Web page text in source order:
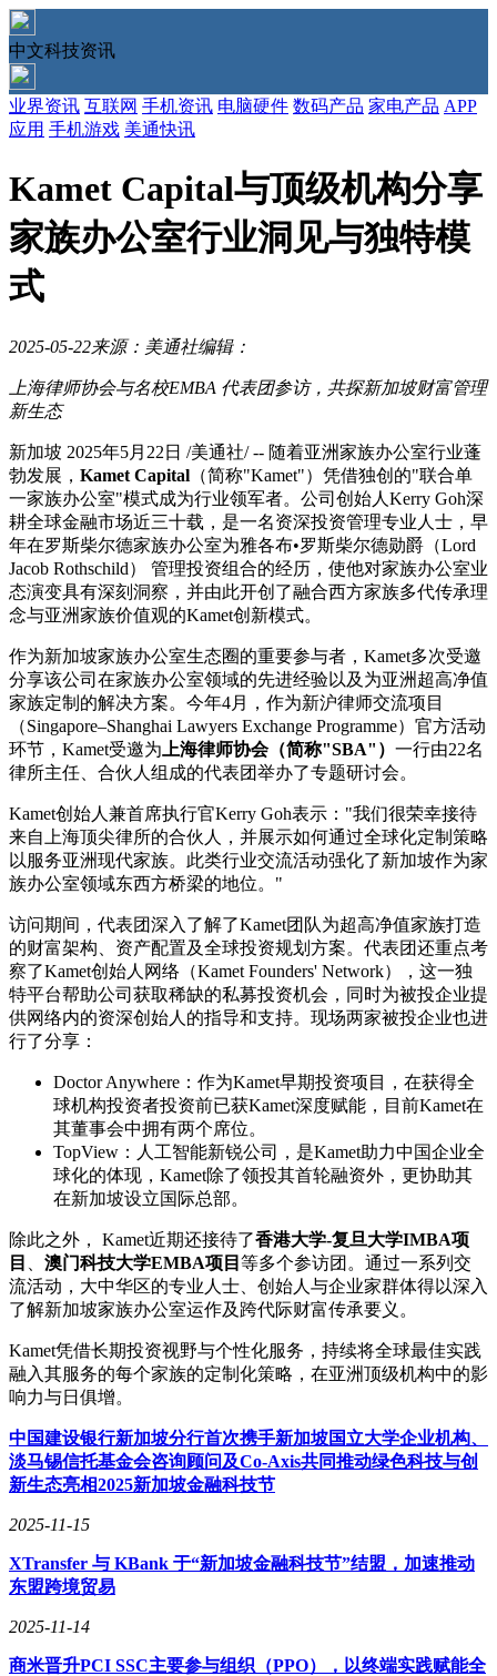
中文科技资讯
业界资讯 互联网 手机资讯 电脑硬件 数码产品 家电产品 APP
应用 手机游戏 美通快讯
Kamet Capital与顶级机构分享
家族办公室行业洞见与独特模
式
2025-05-22来源：美通社编辑：
上海律师协会与名校EMBA 代表团参访，共探新加坡财富管理
新生态
新加坡 2025年5月22日 /美通社/ -- 随着亚洲家族办公室行业蓬
勃发展， Kamet Capital （简称"Kamet"）凭借独创的"联合单
一家族办公室"模式成为行业领军者。公司创始人Kerry Goh深
耕全球金融市场近三十载，是一名资深投资管理专业人士，早
年在罗斯柴尔德家族办公室为雅各布•罗斯柴尔德勋爵（Lord
Jacob Rothschild） 管理投资组合的经历，使他对家族办公室业
态演变具有深刻洞察，并由此开创了融合西方家族多代传承理
念与亚洲家族价值观的Kamet创新模式。
作为新加坡家族办公室生态圈的重要参与者，Kamet多次受邀
分享该公司在家族办公室领域的先进经验以及为亚洲超高净值
家族定制的解决方案。今年4月，作为新沪律师交流项目
（Singapore–Shanghai Lawyers Exchange Programme）官方活动
环节，Kamet受邀为 上海律师协会（简称"SBA" ） 一行由22名
律所主任、合伙人组成的代表团举办了专题研讨会。
Kamet创始人兼首席执行官Kerry Goh表示："我们很荣幸接待
来自上海顶尖律所的合伙人，并展示如何通过全球化定制策略
以服务亚洲现代家族。此类行业交流活动强化了新加坡作为家
族办公室领域东西方桥梁的地位。"
访问期间，代表团深入了解了Kamet团队为超高净值家族打造
的财富架构、资产配置及全球投资规划方案。代表团还重点考
察了Kamet创始人网络（Kamet Founders' Network），这一独
特平台帮助公司获取稀缺的私募投资机会，同时为被投企业提
供网络内的资深创始人的指导和支持。现场两家被投企业也进
行了分享：
Doctor Anywhere：作为Kamet早期投资项目，在获得全
球机构投资者投资前已获Kamet深度赋能，目前Kamet在
其董事会中拥有两个席位。
TopView：人工智能新锐公司，是Kamet助力中国企业全
球化的体现，Kamet除了领投其首轮融资外，更协助其
在新加坡设立国际总部。
除此之外， Kamet近期还接待了香港大学-复旦大学IMBA项
目
澳门科技大学EMBA项目 等多个参访团。通过一系列交
流活动，大中华区的专业人士、创始人与企业家群体得以深入
了解新加坡家族办公室运作及跨代际财富传承要义。
Kamet凭借长期投资视野与个性化服务，持续将全球最佳实践
融入其服务的每个家族的定制化策略，在亚洲顶级机构中的影
响力与日俱增。
中国建设银行新加坡分行首次携手新加坡国立大学企业机构、
淡马锡信托基金会咨询顾问及Co-Axis共同推动绿色科技与创
新生态亮相2025新加坡金融科技节
2025-11-15
XTransfer 与 KBank 于“新加坡金融科技节”结盟，加速推动
东盟跨境贸易
2025-11-14
商米晋升PCI SSC主要参与组织（PPO），以终端实践赋能全